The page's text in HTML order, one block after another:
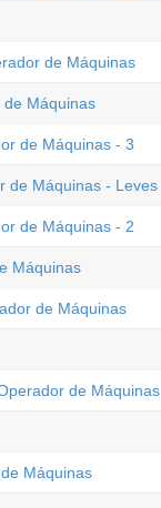
de Máquinas
de Máquinas
de Máquinas - 3
de Máquinas - Leves
de Máquinas - 2
Máquinas
de Máquinas
de Máquinas
Máquinas